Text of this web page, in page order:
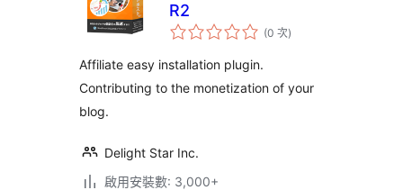
R2
(0 次評
分)
Affiliate easy installation plugin.
Contributing to the monetization of your
blog.
Delight Star Inc.
啟用安裝數: 3,000+